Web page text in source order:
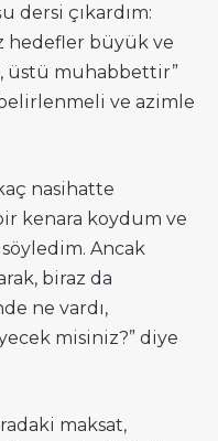
dersi çıkardım:
hedefler büyük ve
üstü muhabbettir”
ve azimle
nasihatte
kenara koydum ve
Ancak
biraz da
ne vardı,
misiniz?” diye
maksat,